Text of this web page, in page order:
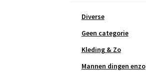
Diverse
Geen categorie
Kleding & Zo
Mannen dingen enzo